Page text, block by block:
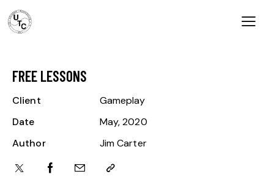
FREE LESSONS
Client
Gameplay
Date
May, 2020
Author
Jim Carter